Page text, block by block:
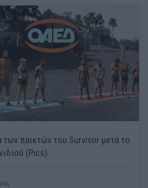
των παικτών του Survivor μετά το
(Pics)